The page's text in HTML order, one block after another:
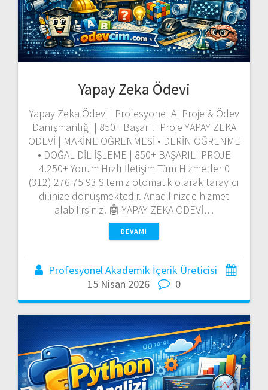
Yapay Zeka Ödevi
Yapay Zeka Ödevi | Profesyonel AI Proje & Ödev
Danışmanlığı | 850+ Başarılı Proje YAPAY ZEKA
ÖDEVİ | MAKİNE ÖĞRENMESİ • DERİN ÖĞRENME
• DOĞAL DİL İŞLEME | 850+ BAŞARILI PROJE
4.250+ Yorum Hızlı İletişim Tüm Hizmetler 0
(312) 276 75 93 Sitemiz otomatik olarak tarayıcı
dilinize dönüşmektedir. Anadilinizde hizmet
alabilirsiniz! 🤖 YAPAY ZEKA ÖDEVİ…
DEVAMI
Profesyonel Akademik İçerik Üreticisi
15 Nisan 2026
0